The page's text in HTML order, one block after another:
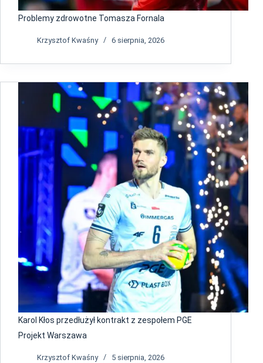
Problemy zdrowotne Tomasza Fornala
Krzysztof Kwaśny 6 sierpnia, 2026
Karol Kłos przedłużył kontrakt z zespołem PGE
Projekt Warszawa
Krzysztof Kwaśny 5 sierpnia, 2026